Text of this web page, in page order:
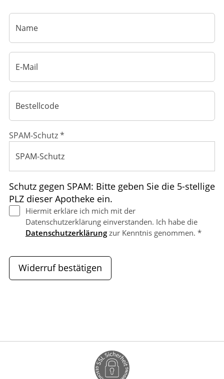
GESUND IM ALTER
SPAM-Schutz *
Schutz gegen SPAM: Bitte geben Sie die 5-stellige
PLZ dieser Apotheke ein.
Hiermit erkläre ich mich mit der
Datenschutzerklärung einverstanden. Ich habe die
Datenschutzerklärungzur Kenntnis genommen. *
Widerruf bestätigen